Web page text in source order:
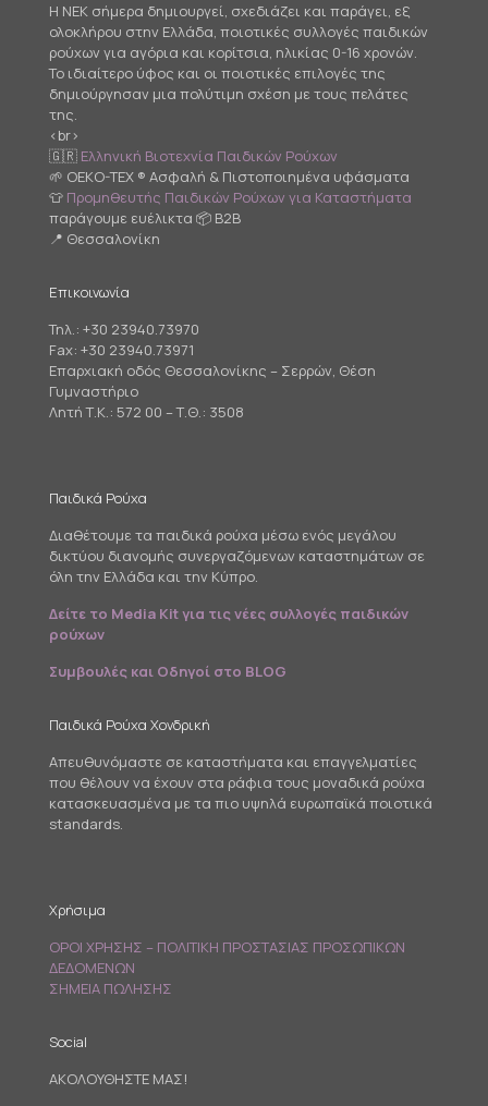
Η NEK σήμερα δημιουργεί, σχεδιάζει και παράγει, εξ
ολοκλήρου στην Ελλάδα, ποιοτικές συλλογές παιδικών
ρούχων για αγόρια και κορίτσια, ηλικίας 0-16 χρονών.
Το ιδιαίτερο ύφος και οι ποιοτικές επιλογές της
δημιούργησαν μια πολύτιμη σχέση με τους πελάτες
της.
<br>
🇬🇷 Ελληνική Βιοτεχνία Παιδικών Ρούχων
🌱 OEKO-TEX ® Ασφαλή & Πιστοποιημένα υφάσματα
👕 Προμηθευτής Παιδικών Ρούχων για Καταστήματα
παράγουμε ευέλικτα 📦 B2B
📍 Θεσσαλονίκη
Επικοινωνία
Τηλ.: +30 23940.73970
Fax: +30 23940.73971
Επαρχιακή οδός Θεσσαλονίκης – Σερρών, Θέση
Γυμναστήριο
Λητή Τ.Κ.: 572 00 – Τ.Θ.: 3508
Παιδικά Ρούχα
Διαθέτουμε τα παιδικά ρούχα μέσω ενός μεγάλου
δικτύου διανομής συνεργαζόμενων καταστημάτων σε
όλη την Ελλάδα και την Κύπρο.
Δείτε το Media Kit για τις νέες συλλογές παιδικών
ρούχων
Συμβουλές και Οδηγοί στο BLOG
Παιδικά Ρούχα Χονδρική
Απευθυνόμαστε σε καταστήματα και επαγγελματίες
που θέλουν να έχουν στα ράφια τους μοναδικά ρούχα
κατασκευασμένα με τα πιο υψηλά ευρωπαϊκά ποιοτικά
standards.
Χρήσιμα
ΟΡΟΙ ΧΡΗΣΗΣ – ΠΟΛΙΤΙΚΗ ΠΡΟΣΤΑΣΙΑΣ ΠΡΟΣΩΠΙΚΩΝ
ΔΕΔΟΜΕΝΩΝ
ΣΗΜΕΙΑ ΠΩΛΗΣΗΣ
Social
ΑΚΟΛΟΥΘΗΣΤΕ ΜΑΣ!